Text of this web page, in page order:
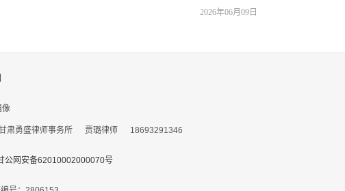
2026年06月09日
像
甘肃勇盛律师事务所 贾璐律师 18693291346
公网安备62010002000070号